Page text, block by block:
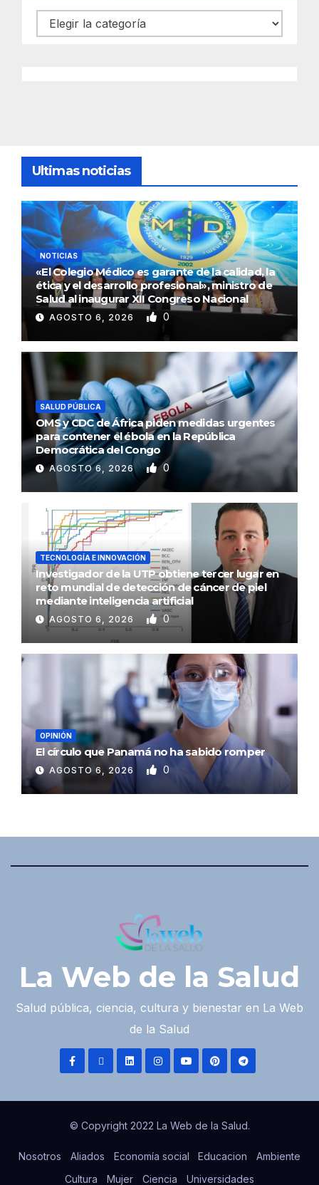
Categorías
Ultimas noticias
NOTICIAS
«El Colegio Médico es garante de la calidad, la
ética y el desarrollo profesional», ministro de
Salud al inaugurar XII Congreso Nacional
AGOSTO 6, 2026 0
SALUD PÚBLICA
OMS y CDC de África piden medidas urgentes
para contener el ébola en la República
Democrática del Congo
AGOSTO 6, 2026 0
TECNOLOGÍA E INNOVACIÓN
Investigador de la UTP obtiene tercer lugar en
reto mundial de detección de cáncer de piel
mediante inteligencia artificial
AGOSTO 6, 2026 0
OPINIÓN
El círculo que Panamá no ha sabido romper
AGOSTO 6, 2026 0
La Web de la Salud
Salud pública, ciencia, cultura y bienestar en La Web
de la Salud
© Copyright 2022 La Web de la Salud.
Nosotros Aliados Economía social Educacion
Ambiente
Cultura
Mujer Ciencia Universidades